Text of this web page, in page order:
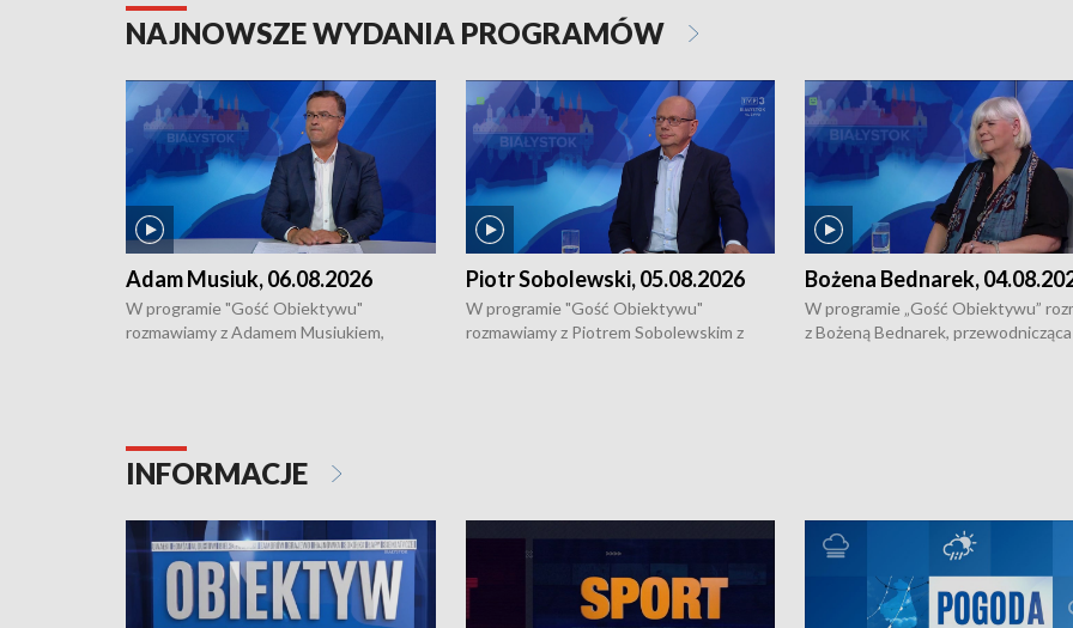
NAJNOWSZE WYDANIA PROGRAMÓW
Adam Musiuk, 06.08.2026
W programie "Gość Obiektywu"
rozmawiamy z Adamem Musiukiem,
Piotr Sobolewski, 05.08.2026
W programie "Gość Obiektywu"
rozmawiamy z Piotrem Sobolewskim z
Bożena Bednarek,
W programie „Gość Obiektywu”
z Bożeną Bednarek, przewodnicząca
INFORMACJE